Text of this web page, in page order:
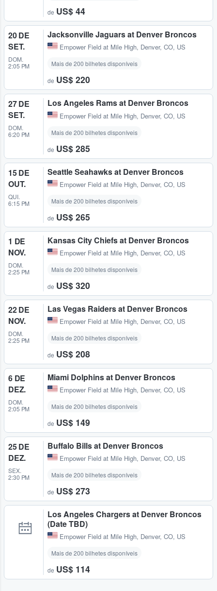
de US$ 44
20 DE
SET.
DOM.
2:05 PM
Jacksonville Jaguars at Denver Broncos
Empower Field at Mile High, Denver, CO, US
Mais de 200 bilhetes disponíveis
de US$ 220
27 DE
SET.
DOM.
6:20 PM
Los Angeles Rams at Denver Broncos
Empower Field at Mile High, Denver, CO, US
Mais de 200 bilhetes disponíveis
de US$ 285
15 DE
OUT.
QUI.
6:15 PM
Seattle Seahawks at Denver Broncos
Empower Field at Mile High, Denver, CO, US
Mais de 200 bilhetes disponíveis
de US$ 265
1 DE
NOV.
DOM.
2:25 PM
Kansas City Chiefs at Denver Broncos
Empower Field at Mile High, Denver, CO, US
Mais de 200 bilhetes disponíveis
de US$ 320
22 DE
NOV.
DOM.
2:25 PM
Las Vegas Raiders at Denver Broncos
Empower Field at Mile High, Denver, CO, US
Mais de 200 bilhetes disponíveis
de US$ 208
6 DE
DEZ.
DOM.
2:05 PM
Miami Dolphins at Denver Broncos
Empower Field at Mile High, Denver, CO, US
Mais de 200 bilhetes disponíveis
de US$ 149
25 DE
DEZ.
SEX.
2:30 PM
Buffalo Bills at Denver Broncos
Empower Field at Mile High, Denver, CO, US
Mais de 200 bilhetes disponíveis
de US$ 273
Los Angeles Chargers at Denver Broncos
(Date TBD)
Empower Field at Mile High, Denver, CO, US
Mais de 200 bilhetes disponíveis
de US$ 114